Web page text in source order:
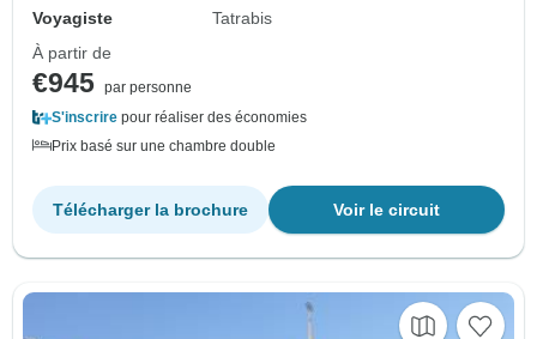
Voyagiste
Tatrabis
À partir de
€945 par personne
S'inscrire pour réaliser des économies
Prix basé sur une chambre double
Voir le circuit
Télécharger la brochure